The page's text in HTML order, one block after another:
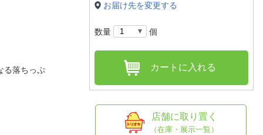
窓口
る落ちっぷ
お届け先を変更する
数量 個
カートに入れる
店舗に取り置く
（在庫・展示一覧）